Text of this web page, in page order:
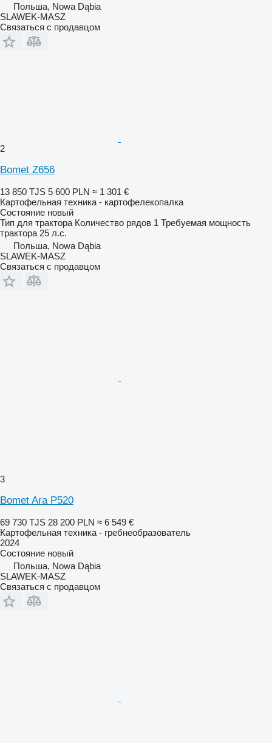
Польша, Nowa Dąbia
SLAWEK-MASZ
Связаться с продавцом
2
Bomet Z656
13 850 TJS 5 600 PLN ≈ 1 301 €
Картофельная техника - картофелекопалка
Состояние новый
Тип для трактора Количество рядов 1 Требуемая мощность
трактора 25 л.с.
Польша, Nowa Dąbia
SLAWEK-MASZ
Связаться с продавцом
3
Bomet Ara P520
69 730 TJS 28 200 PLN ≈ 6 549 €
Картофельная техника - гребнеобразователь
2024
Состояние новый
Польша, Nowa Dąbia
SLAWEK-MASZ
Связаться с продавцом